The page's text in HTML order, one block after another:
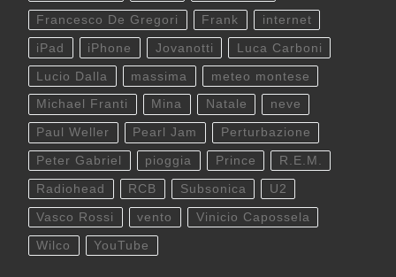
Francesco De Gregori Frank internet
iPad iPhone Jovanotti Luca Carboni
Lucio Dalla massima meteo montese
Michael Franti Mina Natale neve
Paul Weller Pearl Jam Perturbazione
Peter Gabriel pioggia Prince R.E.M.
Radiohead RCB Subsonica U2
Vasco Rossi vento Vinicio Capossela
Wilco YouTube